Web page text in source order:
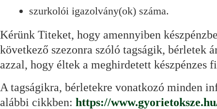
szurkolói igazolvány(ok) száma.
Kérünk Titeket, hogy amennyiben
következő szezonra szóló tagságik, bérletek
azzal, hogy éltek a meghirdetett készpénzes
A tagságikra, bérletekre vonatkozó minden
alábbi cikkben: https://